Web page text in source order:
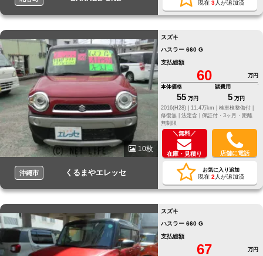
現在 3人が追加済
10枚
沖縄市 くるまやエレッセ
スズキ
ハスラー 660 G
支払総額
60
万円
本体価格
55 万円
諸費用
5 万円
2016(H28) |
11.4万km |
検車検整備付 |
修復無 | 法定含 | 保証付・3ヶ月・距離
無制限
＼無料／
在庫・見積り 店舗に電話
お気に入り追加
現在 2 人が追加済
スズキ
ハスラー 660 G
支払総額
67 万円